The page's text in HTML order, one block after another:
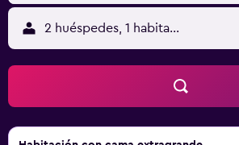
escritorio y teléfono; las llamadas
distancia son gratuitas (pueden existir
habitaciones también incluyen botella
cafetera y tetera. Se ofrece servicio
días y es posible solicitar juegos de
2 huéspedes, 1 habitación